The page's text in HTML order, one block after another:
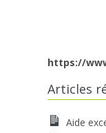
https://
Articles
Aide